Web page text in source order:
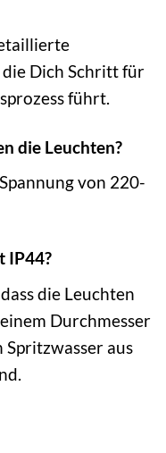
Dich Schritt für
führt.
die Leuchten?
von 220-
IP44?
die Leuchten
Durchmesser
Spritzwasser aus